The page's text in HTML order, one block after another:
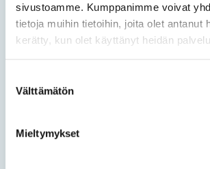
sivustoamme. Kumppanimme voivat
tietoja muihin tietoihin, joita olet antanut
kerätty, kun olet käyttänyt heidän
valinta
Välttämätön
Mieltymykset